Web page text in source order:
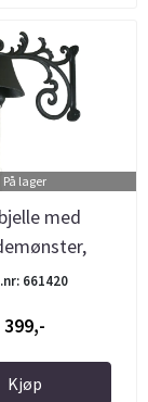
På lager
med
661420
399,-
Kjøp